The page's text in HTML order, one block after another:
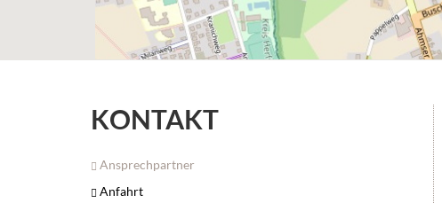
KONTAKT
Ansprechpartner
Anfahrt